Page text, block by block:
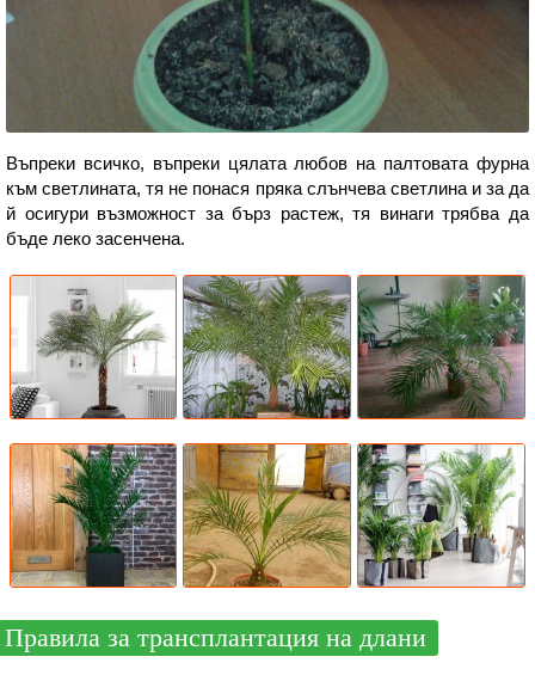
Въпреки всичко, въпреки цялата любов на палтовата фурна
към светлината, тя не понася пряка слънчева светлина и за да
й осигури възможност за бърз растеж, тя винаги трябва да
бъде леко засенчена.
Правила за трансплантация на длани